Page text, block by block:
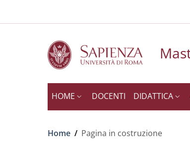
HOME DOCENTI DIDATTICA
Briciole di pane
Home / Pagina in costruzione